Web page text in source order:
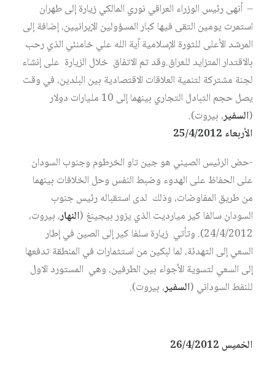
– أنهى رئيس الوزراء العراقي نوري المالكي زيارة إلى طهران
استمرت يومين التقى فيها كبار المسؤولين الإيرانيين، إضافة إلى
المرشد الأعلى للثورة الإسلامية آية الله علي خامنئي الذي رحب
بالاقتدار المتزايد للعراق.وقد تم الاتفاق خلال الزيارة على إنشاء
لجنة مشتركة لتنمية العلاقات الاقتصادية بين البلدين، في وقت
يصل حجم التبادل التجاري بينهما إلى 10 مليارات دولار
(السفير، بيروت).
الأربعاء 25/4/2012
-حض الرئيس الصيني هو جين تاو الخرطوم وجنوب السودان
على الحفاظ على الهدوء وضبط النفس وحل الخلافات بينهما
من طريق المفاوضات، وذلك لدى استقباله رئيس جنوب
السودان سالفا كير ميارديت الذي يزور بيجينغ (النهار، بيروت،
24/4/2012). وتأتي زيارة سلفا كير إلى الصين في إطار
السعي إلى التهدئة، لما لبكين من استثمارات في المنطقة تدفعها
إلى السعي لتسوية الأجواء بين الطرفين، وهي المستورد الاول
للنفط السوداني (السفير، بيروت).
الخميس 26/4/2012